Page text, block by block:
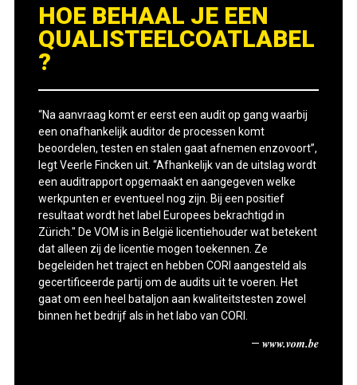
HOE BEHAAL JE EEN
QUALISTEELCOATLABEL
?
“Na aanvraag komt er eerst een audit op gang waarbij
een onafhankelijk auditor de processen komt
beoordelen, testen en stalen gaat afnemen enzovoort”,
legt Veerle Fincken uit. “Afhankelijk van de uitslag wordt
een auditrapport opgemaakt en aangegeven welke
werkpunten er eventueel nog zijn. Bij een positief
resultaat wordt het label Europees bekrachtigd in
Zürich." De VOM is in België licentiehouder wat betekent
dat alleen zij de licentie mogen toekennen. Ze
begeleiden het traject en hebben CORI aangesteld als
gecertificeerde partij om de audits uit te voeren. Het
gaat om een heel bataljon aan kwaliteitstesten zowel
binnen het bedrijf als in het labo van CORI.
—www.vom.be